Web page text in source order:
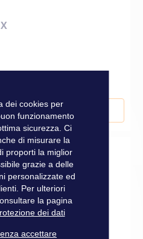
al Carrello
dei cookies per
funzionamento
sicurezza. Ci
di misurare la
proporti la miglior
grazie a delle
personalizzate ed
Per ulteriori
la pagina
dei dati
accettare